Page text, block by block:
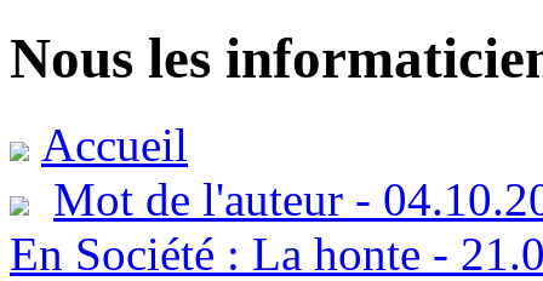
Nous les
Accueil
Mot de l'auteur -
En Société : La honte -